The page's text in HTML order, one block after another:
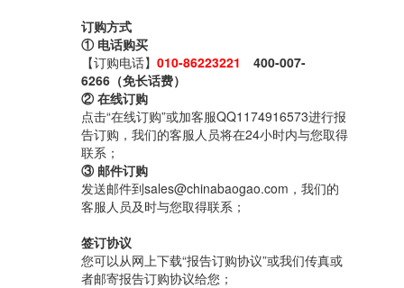
订购方式
① 电话购买
【订购电话】 010-86223221 400-007-
6266（免长话费）
② 在线订购
点击“在线订购”或加客服QQ1174916573进行报
告订购，我们的客服人员将在24小时内与您取得
联系；
③ 邮件订购
发送邮件到sales@chinabaogao.com，我们的
客服人员及时与您取得联系；
签订协议
您可以从网上下载“报告订购协议”或我们传真或
者邮寄报告订购协议给您；